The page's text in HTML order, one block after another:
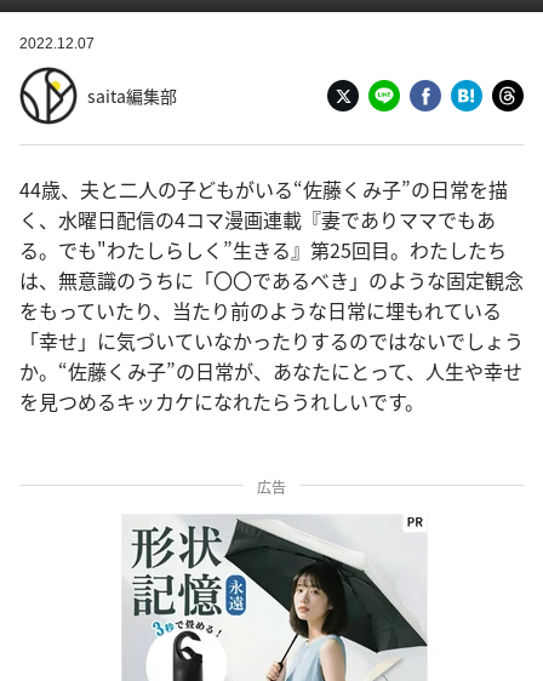
2022.12.07
saita編集部
44歳、夫と二人の子どもがいる“佐藤くみ子”の日常を描
く、水曜日配信の4コマ漫画連載『妻でありママでもあ
る。でも"わたしらしく”生きる』第25回目。わたしたち
は、無意識のうちに「〇〇であるべき」のような固定観念
をもっていたり、当たり前のような日常に埋もれている
「幸せ」に気づいていなかったりするのではないでしょう
か。“佐藤くみ子”の日常が、あなたにとって、人生や幸せ
を見つめるキッカケになれたらうれしいです。
広告